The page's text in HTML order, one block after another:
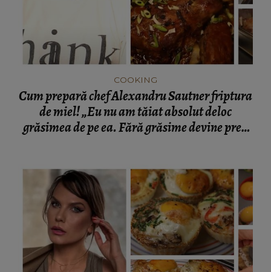
COOKING
Cum prepară chef Alexandru Sautner friptura
de miel! „Eu nu am tăiat absolut deloc
grăsimea de pe ea. Fără grăsime devine prea